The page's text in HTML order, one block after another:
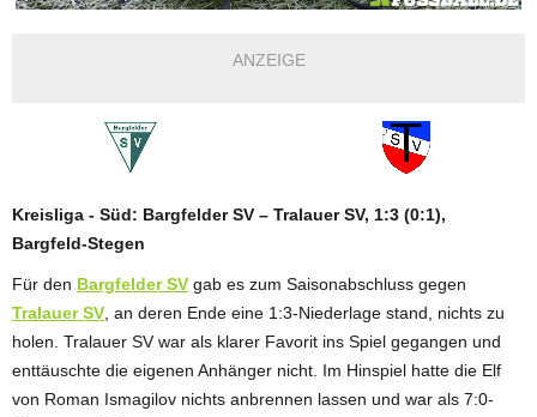
ANZEIGE
Kreisliga - Süd: Bargfelder SV – Tralauer SV, 1:3 (0:1),
Bargfeld-Stegen
Für den Bargfelder SV gab es zum Saisonabschluss gegen
Tralauer SV , an deren Ende eine 1:3-Niederlage stand, nichts zu
holen. Tralauer SV war als klarer Favorit ins Spiel gegangen und
enttäuschte die eigenen Anhänger nicht. Im Hinspiel hatte die Elf
von Roman Ismagilov nichts anbrennen lassen und war als 7:0-